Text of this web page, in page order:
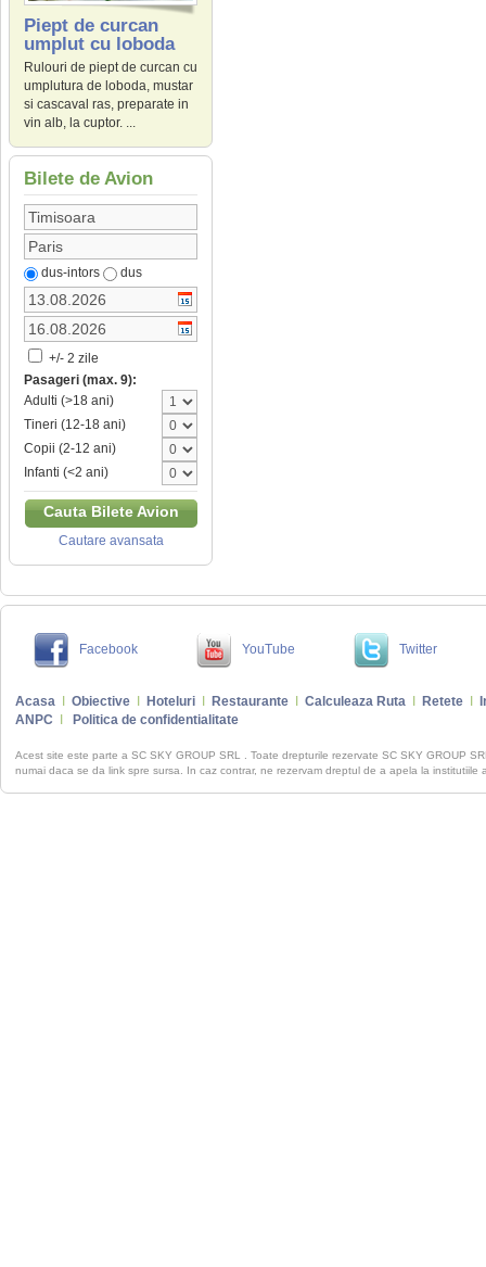
Piept de curcan
umplut cu loboda
Rulouri de piept de curcan cu
umplutura de loboda, mustar
si cascaval ras, preparate in
vin alb, la cuptor. ...
Bilete de Avion
dus-intors dus
+/- 2 zile
Pasageri (max. 9):
Adulti (>18 ani)
Tineri (12-18 ani)
Copii (2-12 ani)
Infanti (<2 ani)
Cauta Bilete Avion
Cautare avansata
Facebook YouTube Twitter
Acasa Obiective Hoteluri Restaurante Calculeaza Ruta Retete
ANPC
Politica de confidentialitate
Acest site este parte a SC SKY GROUP SRL . Toate drepturile rezervate SC SKY GROUP
numai daca se da link spre sursa. In caz contrar, ne rezervam dreptul de a apela la institutiile